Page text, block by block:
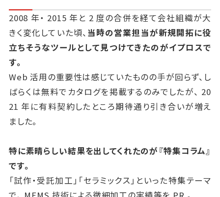
2008 年・ 2015 年と 2 度の合併を経て会社組織が大
きく変化していた頃、 当時の営業担当が新規開拓に役
立ちそうなツールとして見つけてきたのがイプロスで
す。
Web活用の重要性は感じていたものの手が回らず、し
ばらくは無料でカタログを掲載するのみでしたが、 20
21 年に有料契約したところ期待通り引き合いが増え
ました。
特に素晴らしい結果を出してくれたのが『特集コラム』
です。
「試作・受託加工」「セラミックス」といった特集テーマ